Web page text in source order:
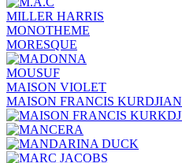
MILLER HARRIS
MONOTHEME
MORESQUE
MOUSUF
MAISON VIOLET
MAISON FRANCIS KURDJIAN